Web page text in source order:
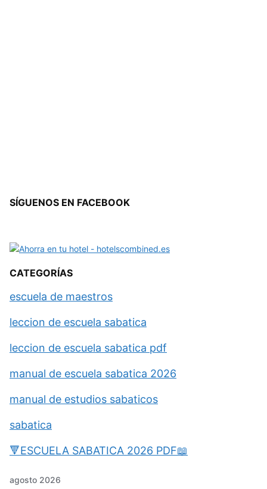
SÍGUENOS EN FACEBOOK
CATEGORÍAS
escuela de maestros
leccion de escuela sabatica
leccion de escuela sabatica pdf
manual de escuela sabatica 2026
manual de estudios sabaticos
sabatica
🔻ESCUELA SABATICA 2026 PDF📖
agosto 2026